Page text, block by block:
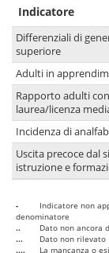
Indicatore
Differenziali di
superiore
Adulti in
Rapporto adulti
laurea/licenza
Incidenza di
Uscita precoce dal
istruzione e
-
Indicatore non
denominatore
..
Dato non ancora
...
Dato non rilevato
....
La mancanza o